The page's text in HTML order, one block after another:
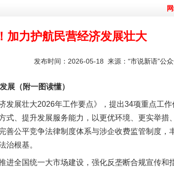
加力护航民营经济发展壮大
发布时间：2026-05-18 来源： “市说新语”公
（附一图读懂）
展壮大2026年工作要点》，提出34项重点工作
、提升发展服务能力，以更优环境、更实举措
善公平竞争法律制度体系与涉企收费监管制度，
治根基。
全国统一大市场建设，强化反垄断合规宣传和